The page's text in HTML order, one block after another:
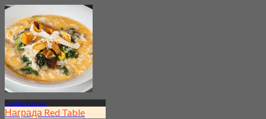
Central Pinklao
Награда Red Table